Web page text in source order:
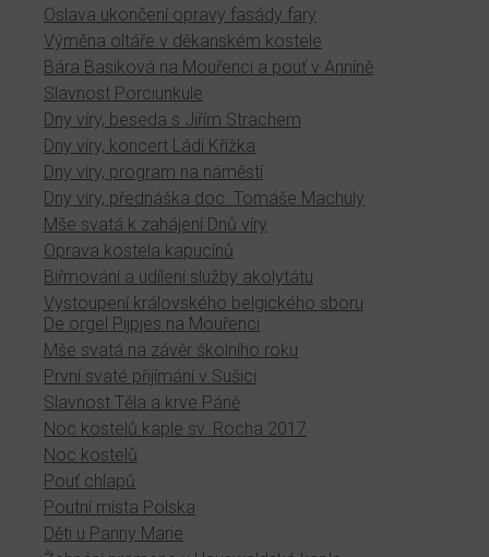
Oslava ukončení opravy fasády fary
Výměna oltáře v děkanském kostele
Bára Basiková na Mouřenci a pouť v Anníně
Slavnost Porciunkule
Dny víry, beseda s Jiřím Strachem
Dny víry, koncert Ládi Křížka
Dny víry, program na náměstí
Dny víry, přednáška doc. Tomáše Machuly
Mše svatá k zahájení Dnů víry
Oprava kostela kapucínů
Biřmování a udílení služby akolytátu
Vystoupení královského belgického sboru
De orgel Pijpjes na Mouřenci
Mše svatá na závěr školního roku
První svaté přijímání v Sušici
Slavnost Těla a krve Páně
Noc kostelů kaple sv. Rocha 2017
Noc kostelů
Pouť chlapů
Poutní místa Polska
Děti u Panny Marie